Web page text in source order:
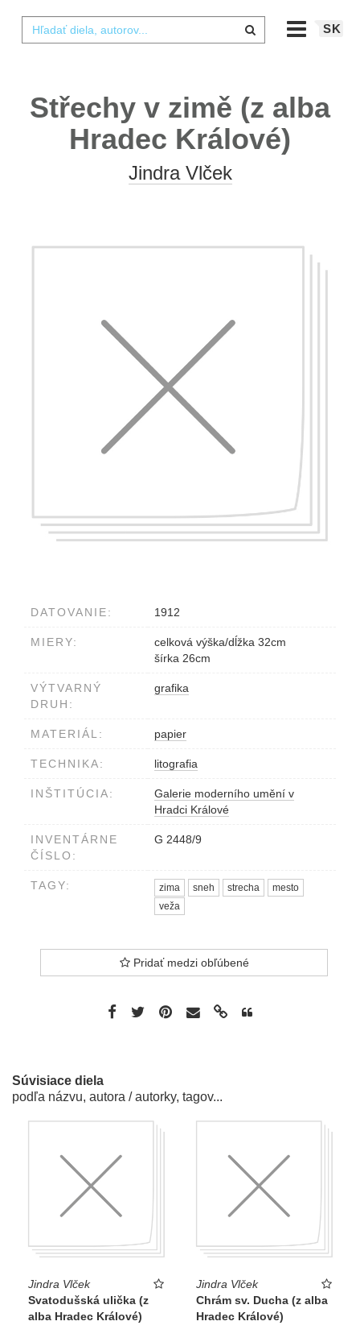
SK
Střechy v zimě (z alba
Hradec Králové)
Jindra Vlček
DATOVANIE: 1912
MIERY:
celková výška/dĺžka 32cm
šírka 26cm
VÝTVARNÝ
DRUH:
grafika
MATERIÁL: papier
TECHNIKA: litografia
INŠTITÚCIA:
Galerie moderního umění v
Hradci Králové
INVENTÁRNE
ČÍSLO:
G 2448/9
TAGY: zima sneh strecha
mesto
veža
Pridať medzi obľúbené
Súvisiace diela
podľa názvu, autora / autorky, tagov...
Jindra Vlček
Svatodušská ulička (z
alba Hradec Králové)
Jindra Vlček
Chrám sv. Ducha (z alba
Hradec Králové)